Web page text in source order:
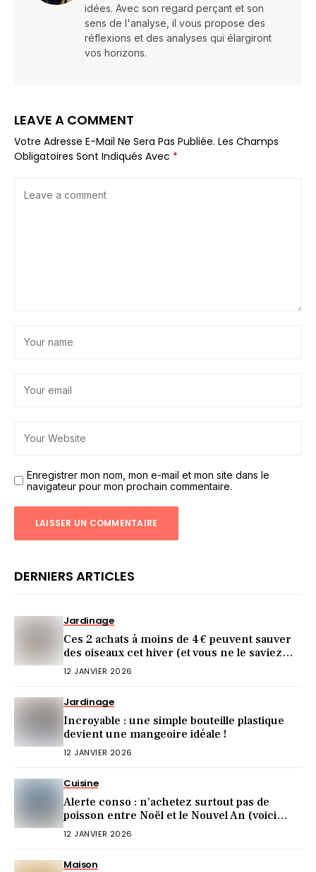
idées. Avec son regard perçant et son
sens de l'analyse, il vous propose des
réflexions et des analyses qui élargiront
vos horizons.
LEAVE A COMMENT
Votre Adresse E-Mail Ne Sera Pas Publiée. Les Champs
Obligatoires Sont Indiqués Avec *
Enregistrer mon nom, mon e-mail et mon site dans le
navigateur pour mon prochain commentaire.
DERNIERS ARTICLES
Jardinage
Ces 2 achats à moins de 4 € peuvent sauver
des oiseaux cet hiver (et vous ne le saviez
pas)
12 JANVIER 2026
Jardinage
Incroyable : une simple bouteille plastique
devient une mangeoire idéale !
12 JANVIER 2026
Cuisine
Alerte conso : n’achetez surtout pas de
poisson entre Noël et le Nouvel An (voici
pourquoi)
12 JANVIER 2026
Maison